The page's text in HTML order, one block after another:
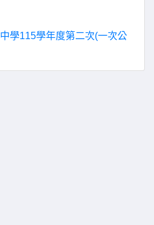
學115學年度第二次(一次公